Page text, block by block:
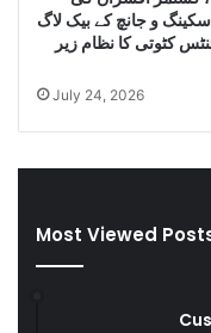
e
i
r
e
و جانچ کے بیک لاگ
کٹوتی کا نظام زیر
July 24, 2026
Most Viewed